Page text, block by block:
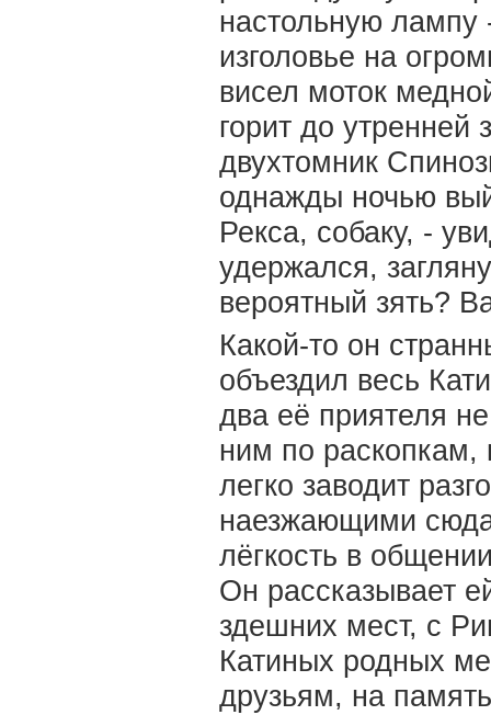
настольную лампу
изголовье на
висел моток
горит до
двухтомник
однажды ночью
Рекса, собаку, -
удержался,
вероятный зять?
Какой-то он
объездил весь
два её приятеля
ним по раскопкам,
легко заводит
наезжающими
лёгкость в
Он рассказывает
здешних мест, с
Катиных родных
друзьям, на